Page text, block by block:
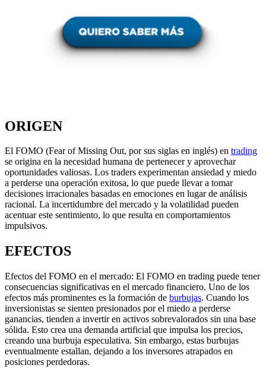
ORIGEN
El FOMO (Fear of Missing Out, por sus siglas en inglés) en trading
se origina en la necesidad humana de pertenecer y aprovechar
oportunidades valiosas. Los traders experimentan ansiedad y miedo
a perderse una operación exitosa, lo que puede llevar a tomar
decisiones irracionales basadas en emociones en lugar de análisis
racional. La incertidumbre del mercado y la volatilidad pueden
acentuar este sentimiento, lo que resulta en comportamientos
impulsivos.
EFECTOS
Efectos del FOMO en el mercado: El FOMO en trading puede tener
consecuencias significativas en el mercado financiero. Uno de los
efectos más prominentes es la formación de burbujas. Cuando los
inversionistas se sienten presionados por el miedo a perderse
ganancias, tienden a invertir en activos sobrevalorados sin una base
sólida. Esto crea una demanda artificial que impulsa los precios,
creando una burbuja especulativa. Sin embargo, estas burbujas
eventualmente estallan, dejando a los inversores atrapados en
posiciones perdedoras.